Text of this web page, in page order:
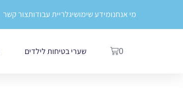
מי אנחנומידע שימושיגלריית עבודותצור קשר
0
עגלת
שערי בטיחות לילדים